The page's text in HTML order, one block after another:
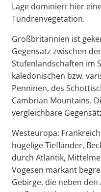
Lage dominiert hier
Tundrenvegetation.
Großbritannien ist
Gegensatz zwischen
Stufenlandschaften im
kaledonischen bzw.
Penninen, des
Cambrian Mountains.
vergleichbare
Westeuropa:
hügelige Tiefländer,
durch Atlantik,
Vogesen markant
Gebirge, die neben